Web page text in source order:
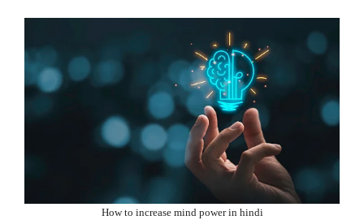
How to increase mind power in hindi